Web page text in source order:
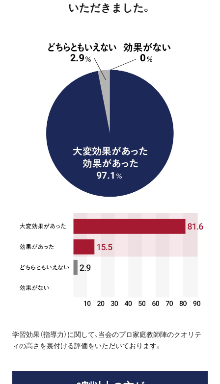
いただきました。
学習効果（指導力）に関して、当会のプロ家庭教師陣のクオリテ
ィの高さを裏付ける評価をいただいております。